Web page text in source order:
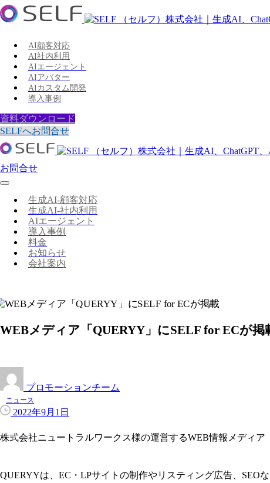
AI顧客対応
AI社内利用
AIエージェント
AIアバター
AIカスタム開発
導入事例
資料ダウンロード
SELFへお問合せ
お問合せ
生成AI-顧客対応
生成AI-社内利用
AIエージェント
導入事例
料金
お知らせ
会社案内
WEBメディア「QUERYY」にSELF for ECが掲
プロモーションチーム
ニュース
2022年9月1日
株式会社ニュートラルワークス様の運営するWEB情報メディア
QUERYYは、EC・LPサイトの制作やリスティング広告、SEO